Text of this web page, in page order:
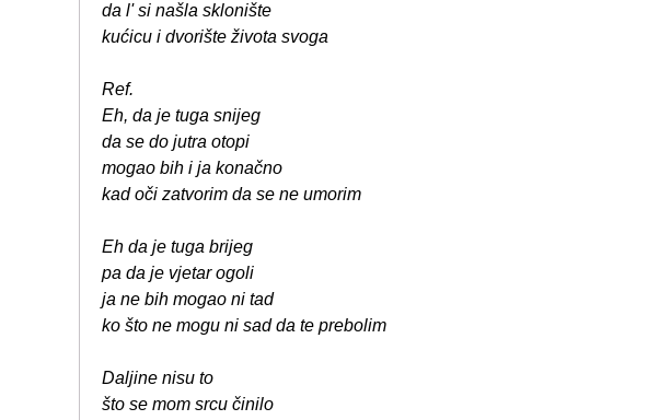
da l' si našla sklonište
kućicu i dvorište života svoga
Ref.
Eh, da je tuga snijeg
da se do jutra otopi
mogao bih i ja konačno
kad oči zatvorim da se ne umorim
Eh da je tuga brijeg
pa da je vjetar ogoli
ja ne bih mogao ni tad
ko što ne mogu ni sad da te prebolim
Daljine nisu to
što se mom srcu činilo